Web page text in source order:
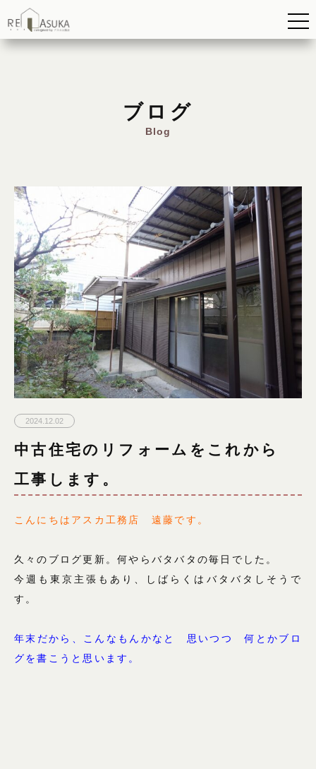
ブログ
Blog
2024.12.02
中古住宅のリフォームをこれから
工事します。
こんにちはアスカ工務店 遠藤です。
久々のブログ更新。何やらバタバタの毎日でした。
今週も東京主張もあり、しばらくはバタバタしそうで
す。
年末だから、こんなもんかなと 思いつつ 何とかブロ
グを書こうと思います。